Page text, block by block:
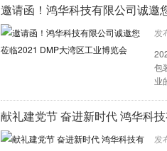
邀请函！鸿华科技有限公司诚邀
发
包
业
献礼建党节 奋进新时代 鸿华科
发